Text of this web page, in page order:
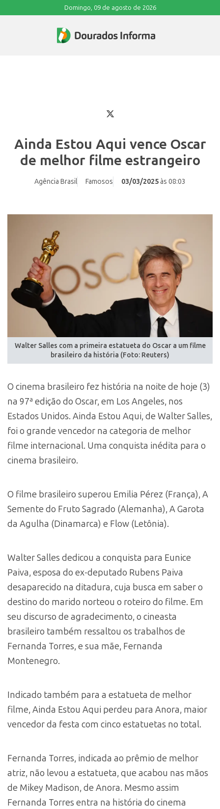
Domingo, 09 de agosto de 2026
Ainda Estou Aqui vence Oscar
de melhor filme estrangeiro
Agência Brasil Famosos 03/03/2025 às 08:03
Walter Salles com a primeira estatueta do Oscar a um filme
brasileiro da história (Foto: Reuters)
O cinema brasileiro fez história na noite de hoje (3)
na 97ª edição do Oscar, em Los Angeles, nos
Estados Unidos. Ainda Estou Aqui, de Walter Salles,
foi o grande vencedor na categoria de melhor
filme internacional. Uma conquista inédita para o
cinema brasileiro.
O filme brasileiro superou Emilia Pérez (França), A
Semente do Fruto Sagrado (Alemanha), A Garota
da Agulha (Dinamarca) e Flow (Letônia).
Walter Salles dedicou a conquista para Eunice
Paiva, esposa do ex-deputado Rubens Paiva
desaparecido na ditadura, cuja busca em saber o
destino do marido norteou o roteiro do filme. Em
seu discurso de agradecimento, o cineasta
brasileiro também ressaltou os trabalhos de
Fernanda Torres, e sua mãe, Fernanda
Montenegro.
Indicado também para a estatueta de melhor
filme, Ainda Estou Aqui perdeu para Anora, maior
vencedor da festa com cinco estatuetas no total.
Fernanda Torres, indicada ao prêmio de melhor
atriz, não levou a estatueta, que acabou nas mãos
de Mikey Madison, de Anora. Mesmo assim
Fernanda Torres entra na história do cinema